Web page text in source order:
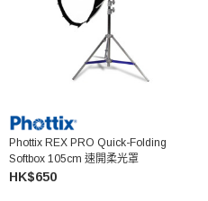
Phottix REX PRO Quick-Folding
Softbox 105cm 速開柔光罩
HK$650